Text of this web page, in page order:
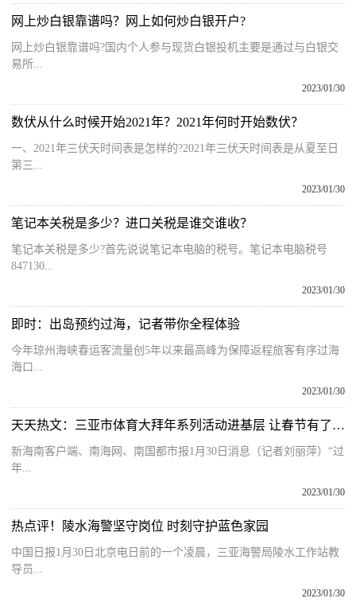
网上炒白银靠谱吗？网上如何炒白银开户?
网上炒白银靠谱吗?国内个人参与现货白银投机主要是通过与白银交
易所...
2023/01/30
数伏从什么时候开始2021年？2021年何时开始数伏？
一、2021年三伏天时间表是怎样的?2021年三伏天时间表是从夏至日
第三...
2023/01/30
笔记本关税是多少？进口关税是谁交谁收？
笔记本关税是多少?首先说说笔记本电脑的税号。笔记本电脑税号
847130...
2023/01/30
即时：出岛预约过海，记者带你全程体验
今年琼州海峡春运客流量创5年以来最高峰为保障返程旅客有序过海
海口...
2023/01/30
天天热文：三亚市体育大拜年系列活动进基层 让春节有了“新味道”
新海南客户端、南海网、南国都市报1月30日消息（记者刘丽萍）“过
年...
2023/01/30
热点评！陵水海警坚守岗位 时刻守护蓝色家园
中国日报1月30日北京电日前的一个凌晨，三亚海警局陵水工作站教
导员...
2023/01/30